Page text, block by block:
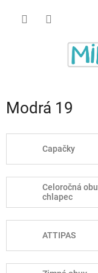
Modrá 19
Capačky
Celoročná
chlapec
ATTIPAS